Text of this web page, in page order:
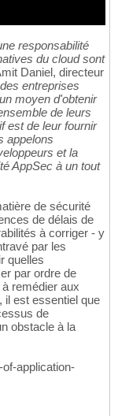
responsabilité
du cloud sont
Daniel, directeur
entreprises
moyen d'obtenir
de leurs
est de leur fournir
appelons
et la
AppSec à un tout
de sécurité
de délais de
à corriger - y
par les
quelles
par ordre de
remédier aux
il est essentiel que
de
obstacle à la
application-